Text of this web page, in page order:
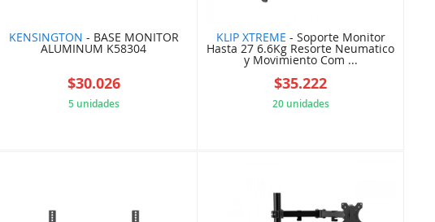
KENSINGTON - BASE MONITOR
ALUMINUM K58304
$30.026
5 unidades
KLIP XTREME - Soporte Monitor
Hasta 27 6.6Kg Resorte Neumatico
y Movimiento Com ...
$35.222
20 unidades